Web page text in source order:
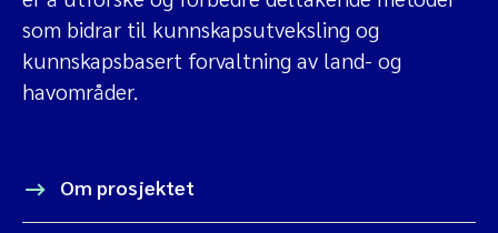
som bidrar til kunnskapsutveksling og
kunnskapsbasert forvaltning av land- og
havområder.
Om prosjektet